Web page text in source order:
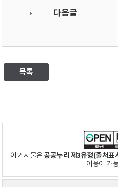
다음글
목록
이 게시물은공공누리 제3유형(출처표
이용이 가